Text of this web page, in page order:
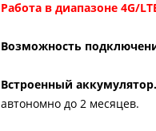
Работа в диапазоне 4G/
Возможность
Встроенный аккумулятор.
автономно до 2 месяцев.